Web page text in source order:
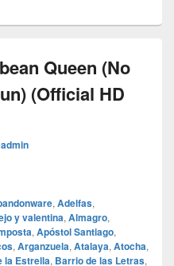
Queen (No
(Official HD
admin
, Adelfas,
y valentina, Almagro,
, Apóstol Santiago,
, Arganzuela, Atalaya, Atocha,
la Estrella, Barrio de las Letras,